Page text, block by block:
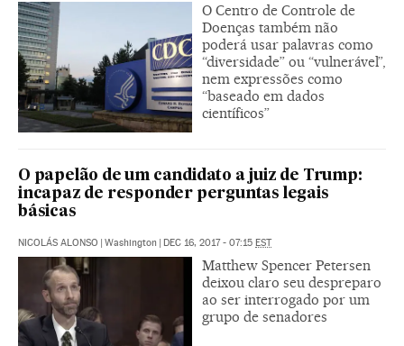
O Centro de Controle de
Doenças também não
poderá usar palavras como
“diversidade” ou “vulnerável”,
nem expressões como
“baseado em dados
científicos”
O papelão de um candidato a juiz de Trump:
incapaz de responder perguntas legais
básicas
NICOLÁS ALONSO | Washington | DEC 16, 2017 - 07:15 EST
Matthew Spencer Petersen
deixou claro seu despreparo
ao ser interrogado por um
grupo de senadores